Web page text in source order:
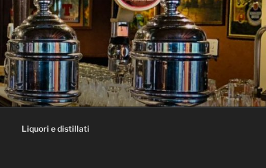
Liquori e distillati